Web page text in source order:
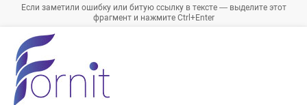
Если заметили ошибку или битую ссылку в тексте — выделите этот
фрагмент и нажмите Ctrl+Enter